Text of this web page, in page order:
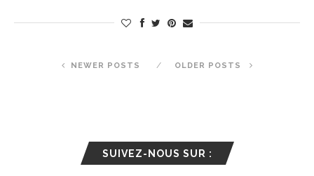
NEWER POSTS OLDER POSTS
SUIVEZ-NOUS SUR :